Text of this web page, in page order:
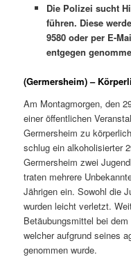
Die Polizei sucht
führen. Diese
9580 oder per E-
entgegen
(Germersheim) –
Am Montagmorgen, den
einer öffentlichen
Germersheim zu
schlug ein alkoholisierter
Germersheim zwei
traten mehrere
Jährigen ein. Sowohl die
wurden leicht verletzt.
Betäubungsmittel bei
welcher aufgrund seines
genommen wurde.